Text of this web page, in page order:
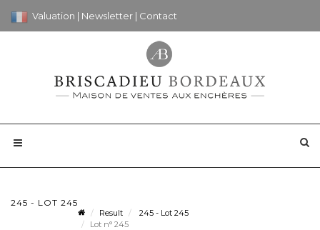
Valuation | Newsletter | Contact
245 - LOT 245
Result
245 - Lot 245
Lot n° 245